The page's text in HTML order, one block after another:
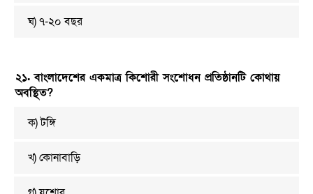
ঘ) ৭-২০ বছর
২১. বাংলাদেশের একমাত্র কিশোরী সংশোধন প্রতিষ্ঠানটি কোথায়
অবস্থিত?
ক) টঙ্গি
খ) কোনাবাড়ি